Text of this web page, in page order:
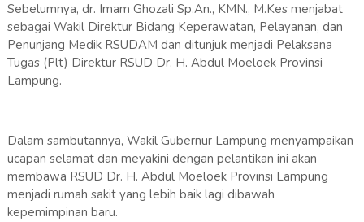
Sebelumnya, dr. Imam Ghozali Sp.An., KMN., M.Kes menjabat
sebagai Wakil Direktur Bidang Keperawatan, Pelayanan, dan
Penunjang Medik RSUDAM dan ditunjuk menjadi Pelaksana
Tugas (Plt) Direktur RSUD Dr. H. Abdul Moeloek Provinsi
Lampung.
Dalam sambutannya, Wakil Gubernur Lampung menyampaikan
ucapan selamat dan meyakini dengan pelantikan ini akan
membawa RSUD Dr. H. Abdul Moeloek Provinsi Lampung
menjadi rumah sakit yang lebih baik lagi dibawah
kepemimpinan baru.